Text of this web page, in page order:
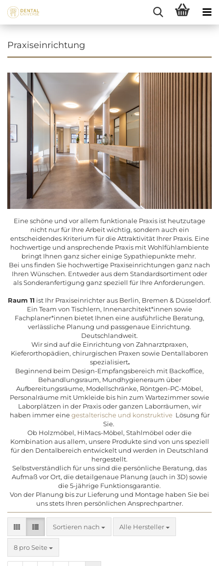
Praxiseinrichtung
Eine schöne und vor allem funktionale Praxis ist heutzutage
nicht nur für Ihre Arbeit wichtig, sondern auch ein
entscheidendes Kriterium für die Attraktivität Ihrer Praxis. Eine
hochwertige und ansprechende Praxis mit Wohlfühlambiente
bringt Ihnen ganz sicher einige Sypathiepunkte mehr.
Bei uns finden Sie hochwertige Praxiseinrichtungen ganz nach
Ihren Wünschen. Entweder aus dem Standardsortiment oder
als Sonderanfertigung ganz speziell für Ihre Anforderungen.
Raum 11 ist Ihr Praxiseinrichter aus Berlin, Bremen & Düsseldorf.
Ein Team von Tischlern, Innenarchitekt*innen sowie
Fachplaner*innen bietet Ihnen eine ausführliche Beratung,
verlässliche Planung und passgenaue Einrichtung.
Deutschlandweit.
Wir sind auf die Einrichtung von Zahnarztpraxen,
Kieferorthopädien, chirurgischen Praxen sowie Dentallaboren
spezialisiert.
Beginnend beim Design-Empfangsbereich mit Backoffice,
Behandlungsraum, Mundhygieneraum über
Aufbereitungsräume, Modellschränke, Röntgen-PC-Möbel,
Personalräume mit Umkleide bis hin zum Wartezimmer sowie
Laborplätzen in der Praxis oder ganzen Laborräumen, wir
haben immer einegestalterische und konstruktive Lösung für
Sie.
Ob Holzmöbel, HiMacs-Möbel, Stahlmöbel oder die
Kombination aus allem, unsere Produkte sind von uns speziell
für den Dentalbereich entwickelt und werden in Deutschland
hergestellt.
Selbstverständlich für uns sind die persönliche Beratung, das
Aufmaß vor Ort, die detailgenaue Planung (auch in 3D) sowie
die 5-jährige Funktionsgarantie.
Von der Planung bis zur Lieferung und Montage haben Sie bei
uns stets Ihren persönlichen Ansprechpartner.
Sortieren nach
Sortieren nach Alle Hersteller
8 pro Seite
pro Seite